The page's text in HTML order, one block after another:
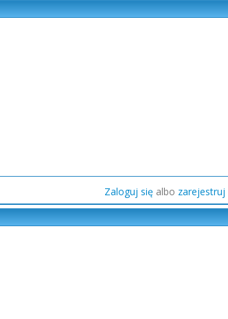
Zaloguj się albo zarejestruj